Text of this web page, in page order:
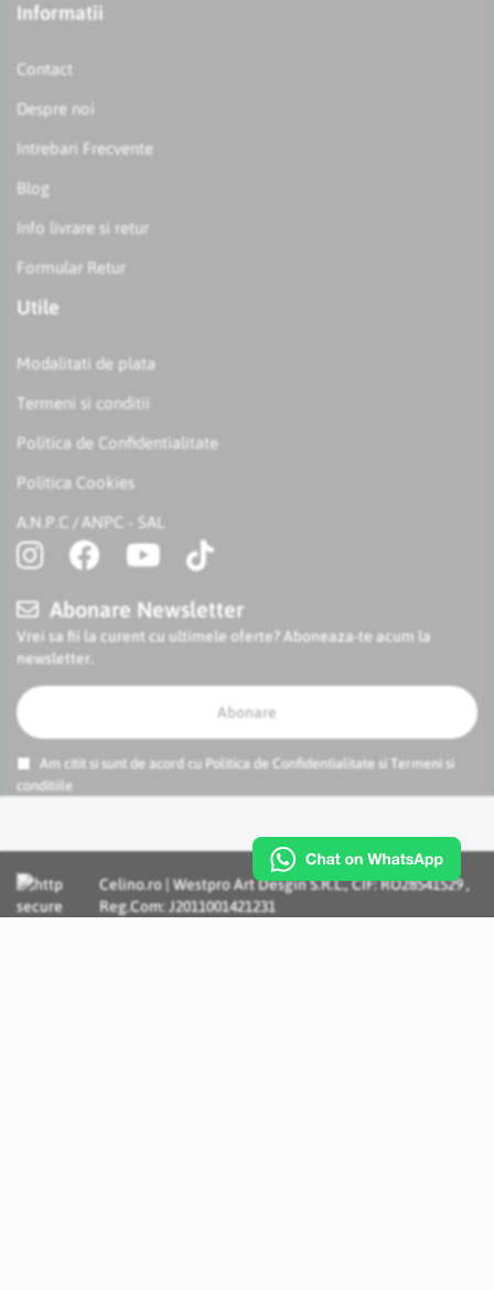
Informatii
Contact
Despre noi
Intrebari Frecvente
Blog
Info livrare si retur
Formular Retur
Utile
Modalitati de plata
Termeni si conditii
Politica de Confidentialitate
Politica Cookies
A.N.P.C / ANPC - SAL
Abonare Newsletter
Vrei sa fii la curent cu ultimele oferte? Aboneaza-te acum la
newsletter.
Abonare
Am citit si sunt de acord cu Politica de Confidentialitate si
Termeni si
conditiile
Celino.ro | Westpro Art Desgin S.R.L., CIF: RO28541529 ,
Reg.Com: J2011001421231